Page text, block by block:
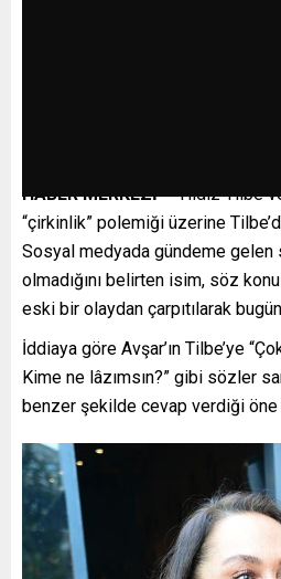
HABER MERKEZİ –Yıldız Tilbe
“çirkinlik” polemiği üzerine
Sosyal medyada gündeme
olmadığını belirten isim, söz
eski bir olaydan çarpıtılarak
İddiaya göre Avşar’ın Tilbe’ye
Kime ne lâzımsın?” gibi sözler
benzer şekilde cevap verdiği öne